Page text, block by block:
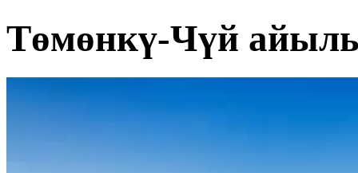
Төмөнкү-Чүй